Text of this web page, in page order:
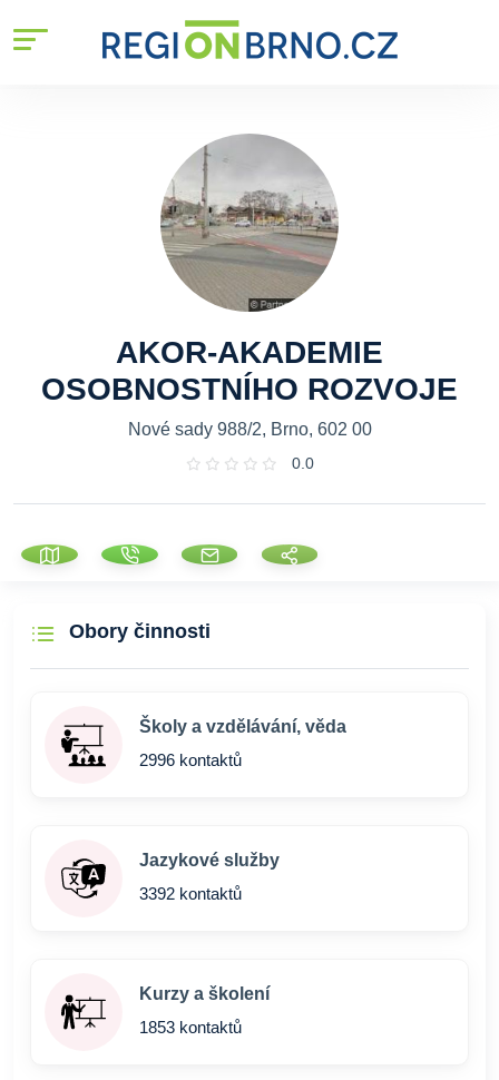
AKOR-AKADEMIE
OSOBNOSTNÍHO ROZVOJE
Nové sady 988/2, Brno, 602 00
0.0
Obory činnosti
Školy a vzdělávání, věda
2996 kontaktů
Jazykové služby
3392 kontaktů
Kurzy a školení
1853 kontaktů